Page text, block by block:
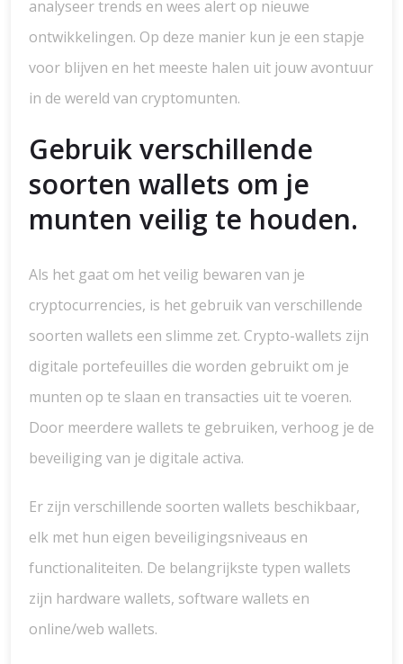
analyseer trends en wees alert op nieuwe
ontwikkelingen. Op deze manier kun je een stapje
voor blijven en het meeste halen uit jouw avontuur
in de wereld van cryptomunten.
Gebruik verschillende
soorten wallets om je
munten veilig te houden.
Als het gaat om het veilig bewaren van je
cryptocurrencies, is het gebruik van verschillende
soorten wallets een slimme zet. Crypto-wallets zijn
digitale portefeuilles die worden gebruikt om je
munten op te slaan en transacties uit te voeren.
Door meerdere wallets te gebruiken, verhoog je de
beveiliging van je digitale activa.
Er zijn verschillende soorten wallets beschikbaar,
elk met hun eigen beveiligingsniveaus en
functionaliteiten. De belangrijkste typen wallets
zijn hardware wallets, software wallets en
online/web wallets.